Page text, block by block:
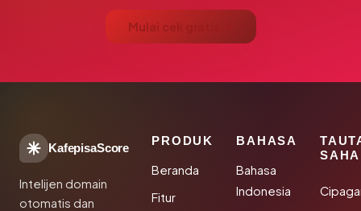
Mulai cek gratis →
KafepisaScore
Intelijen domain
otomatis dan
PRODUK
Beranda
Fitur
BAHASA
Bahasa
Indonesia